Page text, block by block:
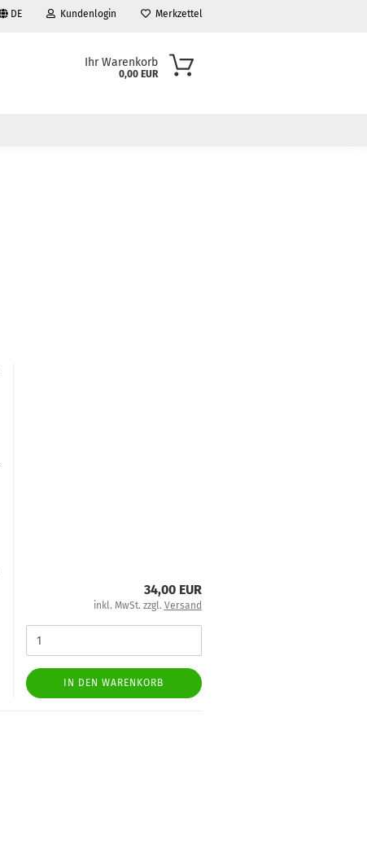
DE Kundenlogin Merkzettel
Ihr Warenkorb
0,00 EUR
34,00 EUR
inkl. MwSt. zzgl. Versand
IN DEN WARENKORB